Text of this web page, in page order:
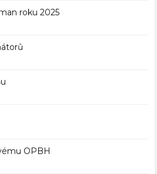
roku 2025
OPBH